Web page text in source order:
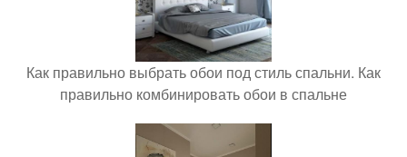
Как правильно выбрать обои под стиль спальни. Как
правильно комбинировать обои в спальне